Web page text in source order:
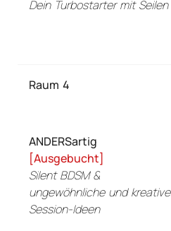
Dein Turbostarter mit Seilen
Raum 4
ANDERSartig
[Ausgebucht]
Silent BDSM &
ungewöhnliche und kreative
Session-Ideen